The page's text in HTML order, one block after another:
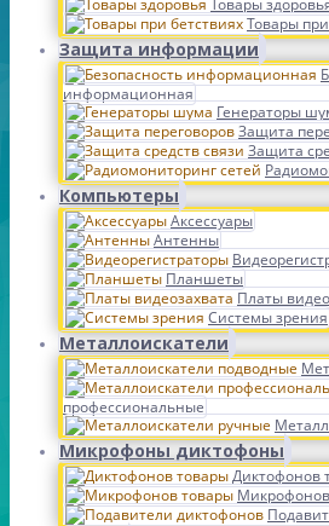
Товары
Товары
Защита информации
информационная
Генераторы
Защита
Защита
Компьютеры
Аксессуары
Антенны
Планшеты
Платы
Системы зрения
Металлоискатели
профессиональные
Микрофоны диктофоны
Диктофонов